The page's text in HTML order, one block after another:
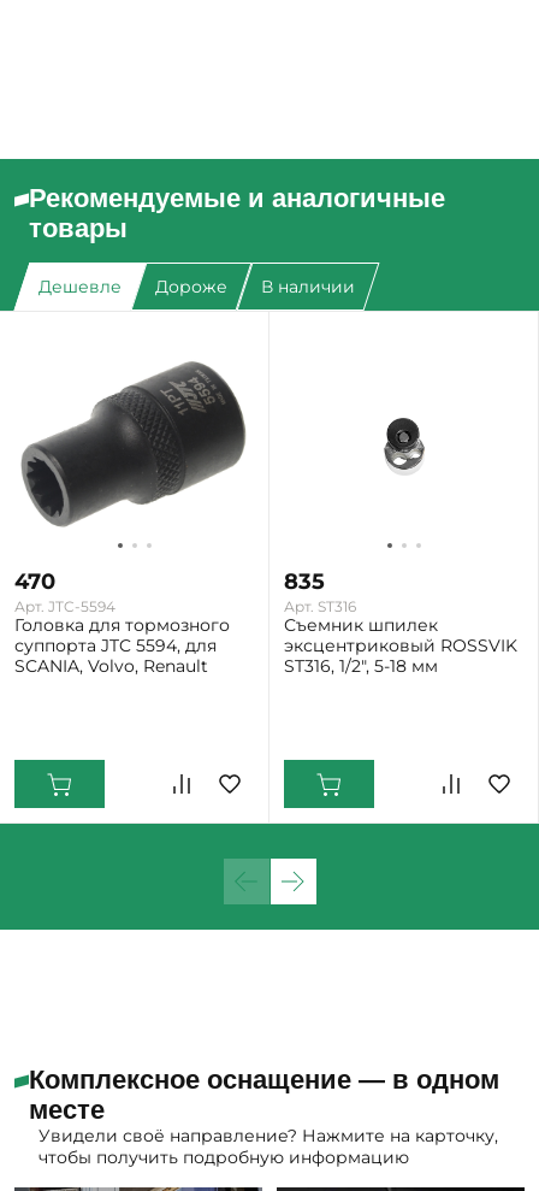
Рекомендуемые и аналогичные
товары
Дешевле Дороже В наличии
470
Арт. JTC-5594
Головка для тормозного
суппорта JTC 5594, для
SCANIA, Volvo, Renault
835
Арт. ST316
Съемник шпилек
эксцентриковый ROSSVIK
ST316, 1/2", 5-18 мм
Комплексное оснащение — в одном
месте
Увидели своё направление? Нажмите на карточку,
чтобы получить подробную информацию